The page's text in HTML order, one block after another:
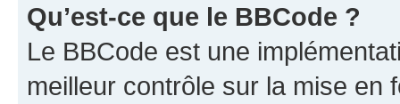
Qu’est-ce que le BBCode ?
Le BBCode est une
meilleur contrôle sur la mise en